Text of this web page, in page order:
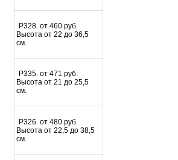
P328. от 460 руб.
Высота от 22 до 36,5
см.
Р335. от 471 руб.
Высота от 21 до 25,5
см.
Р326. от 480 руб.
Высота от 22,5 до 38,5
см.